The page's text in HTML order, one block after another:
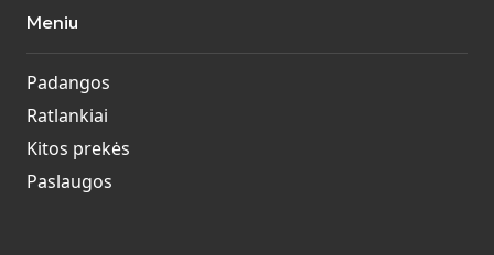
Meniu
Padangos
Ratlankiai
Kitos prekės
Paslaugos